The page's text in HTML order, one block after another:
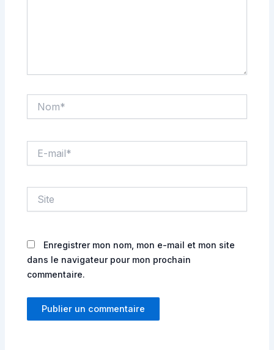
mail*
Enregistrer mon nom, mon e-mail et mon site
dans le navigateur pour mon prochain
commentaire.